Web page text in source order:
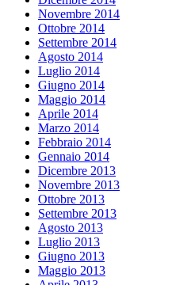
Novembre 2014
Ottobre 2014
Settembre 2014
Agosto 2014
Luglio 2014
Giugno 2014
Maggio 2014
Aprile 2014
Marzo 2014
Febbraio 2014
Gennaio 2014
Dicembre 2013
Novembre 2013
Ottobre 2013
Settembre 2013
Agosto 2013
Luglio 2013
Giugno 2013
Maggio 2013